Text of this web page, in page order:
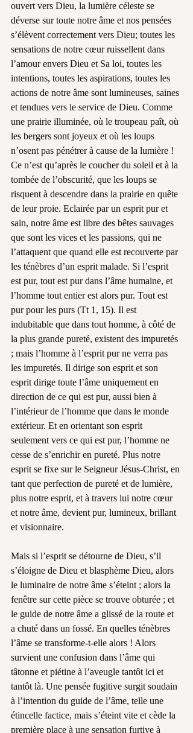
ouvert vers Dieu, la lumière céleste se
déverse sur toute notre âme et nos pensées
s’élèvent correctement vers Dieu; toutes les
sensations de notre cœur ruissellent dans
l’amour envers Dieu et Sa loi, toutes les
intentions, toutes les aspirations, toutes les
actions de notre âme sont lumineuses, saines
et tendues vers le service de Dieu. Comme
une prairie illuminée, où le troupeau paît, où
les bergers sont joyeux et où les loups
n’osent pas pénétrer à cause de la lumière !
Ce n’est qu’après le coucher du soleil et à la
tombée de l’obscurité, que les loups se
risquent à descendre dans la prairie en quête
de leur proie. Eclairée par un esprit pur et
sain, notre âme est libre des bêtes sauvages
que sont les vices et les passions, qui ne
l’attaquent que quand elle est recouverte par
les ténèbres d’un esprit malade. Si l’esprit
est pur, tout est pur dans l’âme humaine, et
l’homme tout entier est alors pur. Tout est
pur pour les purs (Tt 1, 15). Il est
indubitable que dans tout homme, à côté de
la plus grande pureté, existent des impuretés
; mais l’homme à l’esprit pur ne verra pas
les impuretés. Il dirige son esprit et son
esprit dirige toute l’âme uniquement en
direction de ce qui est pur, aussi bien à
l’intérieur de l’homme que dans le monde
extérieur. Et en orientant son esprit
seulement vers ce qui est pur, l’homme ne
cesse de s’enrichir en pureté. Plus notre
esprit se fixe sur le Seigneur Jésus-Christ, en
tant que perfection de pureté et de lumière,
plus notre esprit, et à travers lui notre cœur
et notre âme, devient pur, lumineux, brillant
et visionnaire.
Mais si l’esprit se détourne de Dieu, s’il
s’éloigne de Dieu et blasphème Dieu, alors
le luminaire de notre âme s’éteint ; alors la
fenêtre sur cette pièce se trouve obturée ; et
le guide de notre âme a glissé de la route et
a chuté dans un fossé. En quelles ténèbres
l’âme se transforme-t-elle alors ! Alors
survient une confusion dans l’âme qui
tâtonne et piétine à l’aveugle tantôt ici et
tantôt là. Une pensée fugitive surgit soudain
à l’intention du guide de l’âme, telle une
étincelle factice, mais s’éteint vite et cède la
première place à une sensation furtive à